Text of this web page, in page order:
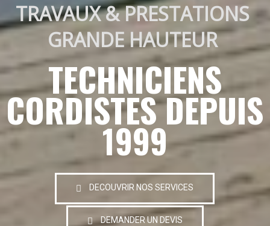
TRAVAUX & PRESTATIONS
GRANDE HAUTEUR
TECHNICIENS
CORDISTES DEPUIS
1999
DECOUVRIR NOS SERVICES
DEMANDER UN DEVIS